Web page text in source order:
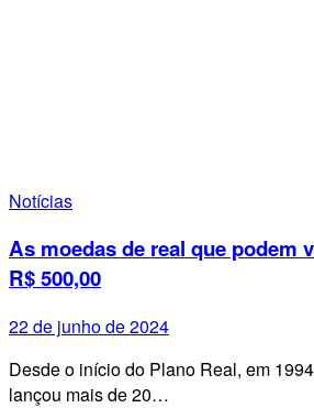
Notícias
As moedas de real que podem
R$ 500,00
22 de junho de 2024
Desde o início do Plano Real, em
lançou mais de 20…